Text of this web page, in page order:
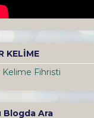
KELİME
Kelime Fihristi
Blogda Ara